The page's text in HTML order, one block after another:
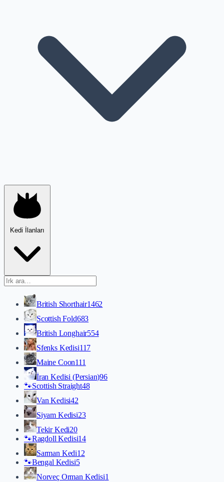
Kedi İlanları
British Shorthair1462
Scottish Fold683
British Longhair554
Sfenks Kedisi117
Maine Coon111
İran Kedisi (Persian)96
🐾Scottish Straight48
Van Kedisi42
Siyam Kedisi23
Tekir Kedi20
🐾Ragdoll Kedisi14
Sarman Kedi12
🐾Bengal Kedisi5
Norveç Orman Kedisi1